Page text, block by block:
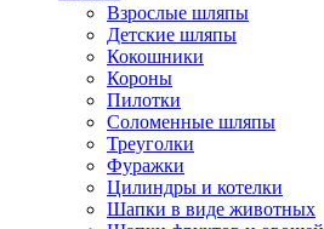
Взрослые шляпы
Детские шляпы
Кокошники
Короны
Пилотки
Соломенные шляпы
Треуголки
Фуражки
Цилиндры и котелки
Шапки в виде животных